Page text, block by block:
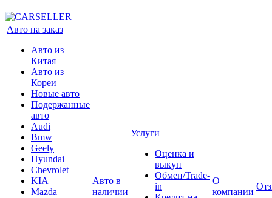
Авто на заказ
Авто из
Китая
Авто из
Кореи
Новые авто
Подержанные
авто
Audi
Bmw
Geely
Hyundai
Chevrolet
KIA
Mazda
Авто в
наличии
Услуги
Оценка и
выкуп
Обмен/Trade-
in
О
компании